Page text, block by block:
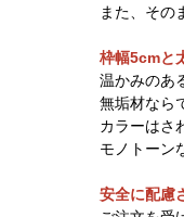
また、その
枠幅5cmと
温かみのあ
無垢材なら
カラーはさ
モノトーン
安全に配慮